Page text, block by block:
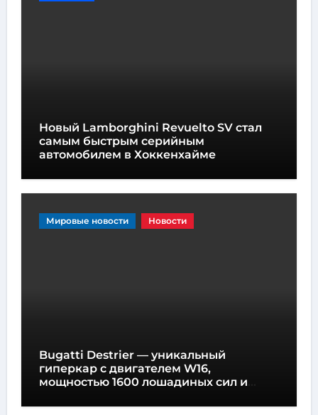
Новый Lamborghini Revuelto SV стал
самым быстрым серийным
автомобилем в Хоккенхайме
Мировые новости Новости
Bugatti Destrier — уникальный
гиперкар с двигателем W16,
мощностью 1600 лошадиных сил и